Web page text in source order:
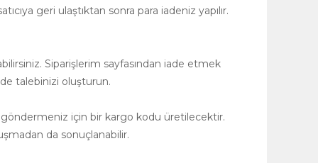
geri ulaştıktan sonra para iadeniz yapılır.
Siparişlerim sayfasından iade etmek
talebinizi oluşturun.
için bir kargo kodu üretilecektir.
da sonuçlanabilir.